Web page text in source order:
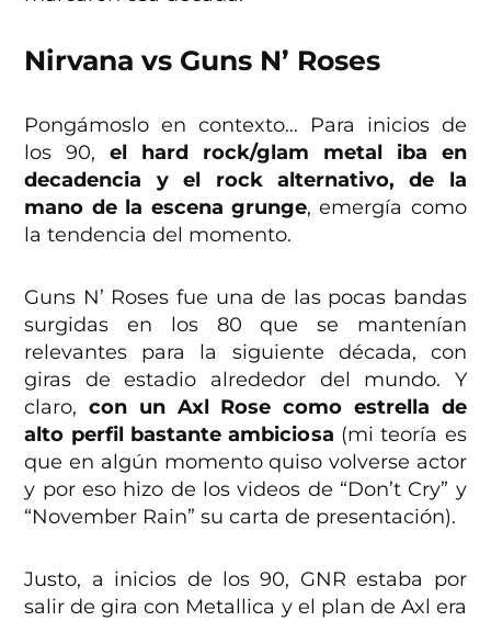
Nirvana vs Guns N’ Roses
Pongámoslo en contexto… Para inicios de
los 90,el hard rock/glam metal iba en
decadencia y el rock alternativo, de la
mano de la escena grunge, emergía como
la tendencia del momento.
Guns N’ Roses fue una de las pocas bandas
surgidas en los 80 que se mantenían
relevantes para la siguiente década, con
giras de estadio alrededor del mundo. Y
claro, con un Axl Rose como estrella de
alto perfil bastante ambiciosa (mi teoría es
que en algún momento quiso volverse actor
y por eso hizo de los videos de “Don’t Cry” y
“November Rain” su carta de presentación).
Justo, a inicios de los 90, GNR estaba por
salir de gira con Metallica y el plan de Axl era